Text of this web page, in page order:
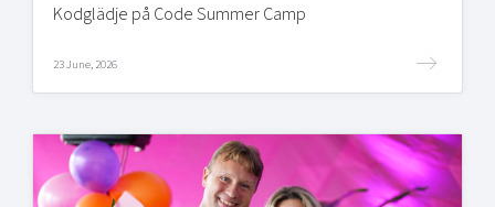
Kodglädje på Code Summer Camp
23 June, 2026